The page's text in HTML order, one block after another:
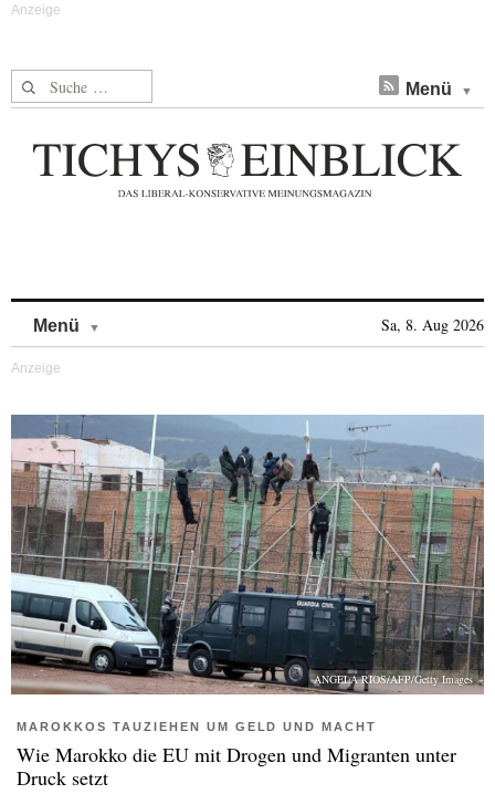
Suche nach: Menü
Menü Sa, 8. Aug 2026
ANGELA RIOS/AFP/Getty Images
MAROKKOS TAUZIEHEN UM GELD UND MACHT
Wie Marokko die EU mit Drogen und Migranten unter
Druck setzt